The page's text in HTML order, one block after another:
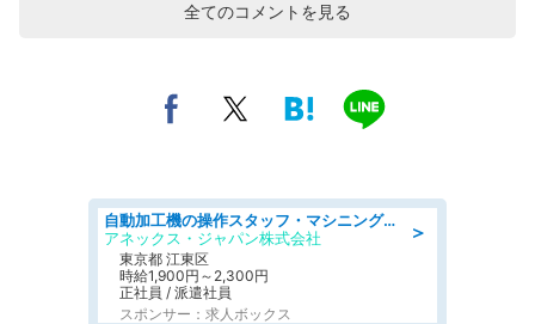
全てのコメントを見る
＞
自動加工機の操作スタッフ・マシニングセンタ/工業系卒歓迎/未経験OK/週休2日制/定年なし/ブランクOK
アネックス・ジャパン株式会社
東京都 江東区
時給1,900円～2,300円
正社員 / 派遣社員
スポンサー：求人ボックス